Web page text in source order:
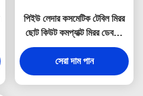
পিইউ লেদার কসমেটিক টেবিল মিরর
ছোট কিউট কমপ্যাক্ট মিরর ডেবসিং
লোগো
সেরা দাম পান